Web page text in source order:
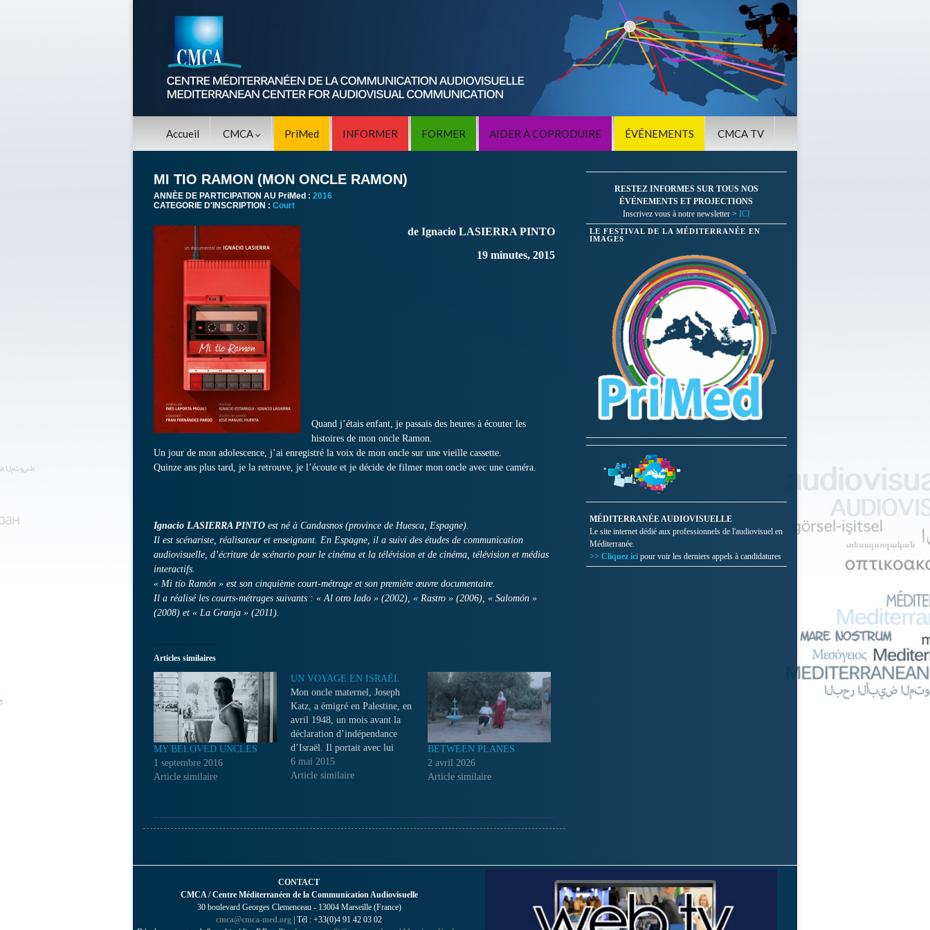
Accueil CMCA PriMed INFORMER FORMER AIDER À COPRODUIRE ÉVÉNEMENTS CMCA TV
MI TIO RAMON (MON ONCLE RAMON)
ANNÈE DE PARTICIPATION AU PriMed : 2016
CATEGORIE D'INSCRIPTION : Court
de Ignacio LASIERRA PINTO
19 minutes, 2015
Quand j’étais enfant, je passais des heures à écouter les
histoires de mon oncle Ramon.
Un jour de mon adolescence, j’ai enregistré la voix de mon oncle sur une vieille cassette.
Quinze ans plus tard, je la retrouve, je l’écoute et je décide de filmer mon oncle avec une caméra.
Ignacio LASIERRA PINTO est né à Candasnos (province de Huesca, Espagne).
Il est scénariste, réalisateur et enseignant. En Espagne, il a suivi des études de communication
audiovisuelle, d’écriture de scénario pour le cinéma et la télévision et de cinéma, télévision et médias
interactifs.
« Mi tío Ramón » est son cinquième court-métrage et son première œuvre documentaire.
Il a réalisé les courts-métrages suivants : « Al otro lado » (2002), « Rastro » (2006), « Salomón »
(2008) et « La Granja » (2011).
Articles similaires
MY BELOVED UNCLES
1 septembre 2016
Article similaire
UN VOYAGE EN ISRAËL
Mon oncle maternel, Joseph
Katz, a émigré en Palestine, en
avril 1948, un mois avant la
déclaration d’indépendance
d’Israël. Il portait avec lui
l’illusion de la construction
d’un état socialiste en
renouer avec la famille.
6 mai 2015
Article similaire
BETWEEN PLANES
2 avril 2026
Article similaire
RESTEZ INFORMES SUR TOUS NOS
ÉVÉNEMENTS ET PROJECTIONS
Inscrivez vous à notre newsletter > ICI
LE FESTIVAL DE LA MÉDITERRANÉE EN
IMAGES
MÉDITERRANÉE AUDIOVISUELLE
Le site internet dédié aux professionnels de l'audiovisuel en
Méditerranée.
>> Cliquez ici pour voir les derniers appels à candidatures
CONTACT
CMCA / Centre Méditerranéen de la Communication Audiovisuelle
30 boulevard Georges Clemenceau - 13004 Marseille (France)
cmca@cmca-med.org | Tél : +33(0)4 91 42 03 02